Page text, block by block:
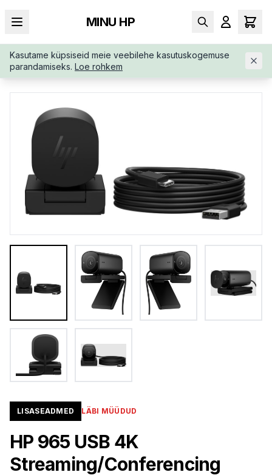
MINU HP
Kasutame küpsiseid meie veebilehe kasutuskogemuse
parandamiseks. Loe rohkem
AVALEHT / AUDIO & VIDEO / /
HP-965-USB-
4K-STREAMING-CONFERENCING-695J5AAABB
LISASEADMED LÄBI MÜÜDUD
HP 965 USB 4K
Streaming/Conferencing